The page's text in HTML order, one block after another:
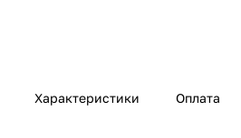
Характеристики Оплата